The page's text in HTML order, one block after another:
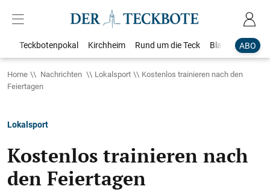
ABO
Teckbotenpokal Kirchheim Rund um die Teck Blaulicht
Home Nachrichten Lokalsport
Kostenlos trainieren nach den
Feiertagen
Lokalsport
Kostenlos trainieren nach
den Feiertagen